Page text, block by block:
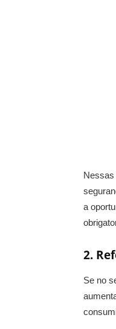
Nessas
a
2.
Se no